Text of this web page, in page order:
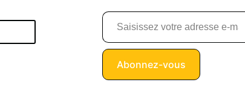
Saisissez votre adresse e-mail…
Abonnez-vous